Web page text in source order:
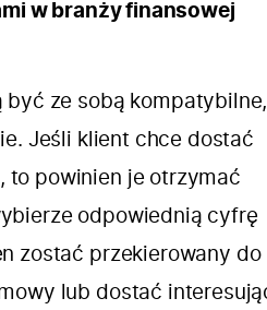
w branży finansowej
być ze sobą
Jeśli klient chce dostać
to powinien je otrzymać
odpowiednią cyfrę
zostać przekierowany do
lub dostać